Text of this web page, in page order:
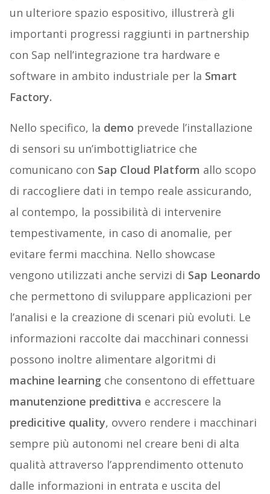
un ulteriore spazio espositivo, illustrerà gli
importanti progressi raggiunti in partnership
con Sap nell’integrazione tra hardware e
software in ambito industriale per la Smart
Factory.
Nello specifico, la demo prevede l’installazione
di sensori su un’imbottigliatrice che
comunicano con Sap Cloud Platform allo scopo
di raccogliere dati in tempo reale assicurando,
al contempo, la possibilità di intervenire
tempestivamente, in caso di anomalie, per
evitare fermi macchina. Nello showcase
vengono utilizzati anche servizi di Sap Leonardo
che permettono di sviluppare applicazioni per
l’analisi e la creazione di scenari più evoluti. Le
informazioni raccolte dai macchinari connessi
possono inoltre alimentare algoritmi di
machine learning che consentono di effettuare
manutenzione predittiva e accrescere la
predicitive quality, ovvero rendere i macchinari
sempre più autonomi nel creare beni di alta
qualità attraverso l’apprendimento ottenuto
dalle informazioni in entrata e uscita del